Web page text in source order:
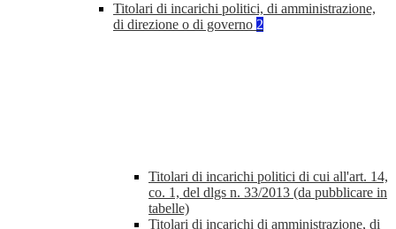
Titolari di incarichi politici, di amministrazione,
di direzione o di governo 2
Titolari di incarichi politici di cui all'art. 14,
co. 1, del dlgs n. 33/2013 (da pubblicare in
tabelle)
Titolari di incarichi di amministrazione, di